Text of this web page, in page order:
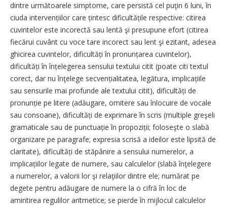
dintre următoarele simptome, care persistă cel puţin 6 luni, în
ciuda intervențiilor care țintesc dificultățile respective: citirea
cuvintelor este incorectă sau lentă şi presupune efort (citirea
fiecărui cuvânt cu voce tare incorect sau lent şi ezitant, adesea
ghicirea cuvintelor, difi­cultăți în pronunțarea cuvintelor),
dificultăți în înțelegerea sensului textului citit (poate citi textul
corect, dar nu înţelege secvenția­litatea, legătura, implicațiile
sau sensurile mai profunde ale textului citit), dificultăți de
pronunție pe litere (adăugare, omitere sau înlocuire de vocale
sau consoane), dificultăți de exprimare în scris (multiple greşeli
gramaticale sau de punctuație în propoziții; ­foloseşte o slabă
organizare pe paragrafe; ­expresia scrisă a ideilor este lipsită de
claritate), dificultăți de stăpânire a sensului numerelor, a
implicațiilor legate de numere, sau calculelor (slabă înţelegere
a numerelor, a valorii lor şi relaţiilor dintre ele; numărat pe
degete pentru adăugare de numere la o cifră în loc de
amintirea regulilor aritmetice; se pierde în mijlocul calculelor